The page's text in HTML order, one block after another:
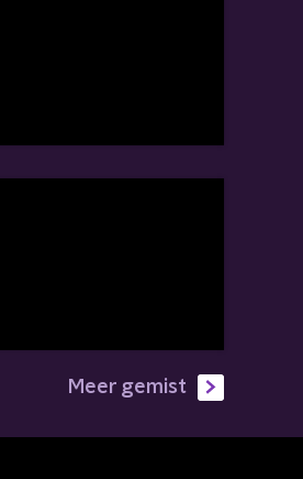
Meer gemist